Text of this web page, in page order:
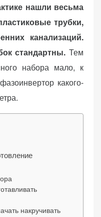
нашли весьма
трубки,
канализаций.
стандартны. Тем
набора мало, к
какого-
накручивать